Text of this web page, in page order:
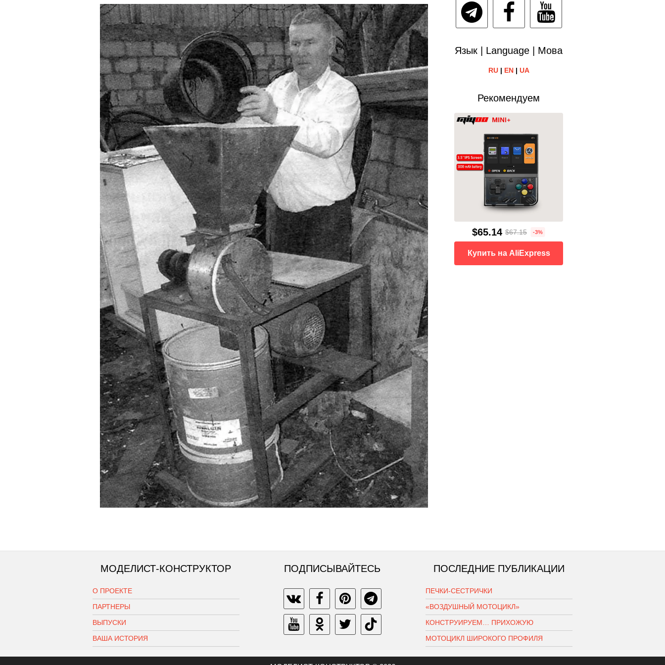
Язык | Language | Мова
RU| EN| UA
Рекомендуем
$65.14 $67.15 -3%
Купить на AliExpress
МОДЕЛИСТ-КОНСТРУКТОР
О ПРОЕКТЕ
ПАРТНЕРЫ
ВЫПУСКИ
ВАША ИСТОРИЯ
ПОДПИСЫВАЙТЕСЬ ПОСЛЕДНИЕ ПУБЛИКАЦИИ
ПЕЧКИ-СЕСТРИЧКИ
«ВОЗДУШНЫЙ МОТОЦИКЛ»
КОНСТРУИРУЕМ… ПРИХОЖУЮ
МОТОЦИКЛ ШИРОКОГО ПРОФИЛЯ